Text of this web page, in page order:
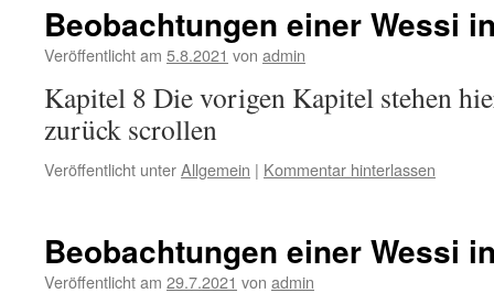
Beobachtungen einer Wessi
Veröffentlicht am 5.8.2021 von admin
Kapitel 8 Die vorigen Kapitel stehen
zurück scrollen
Veröffentlicht unterAllgemein | Kommentar hinterlassen
Beobachtungen einer Wessi
Veröffentlicht am 29.7.2021 von admin